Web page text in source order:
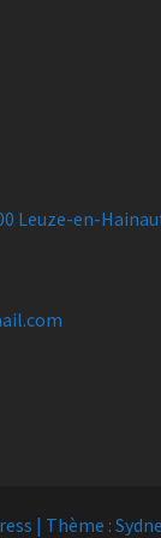
Leuze-en-
| Thème :